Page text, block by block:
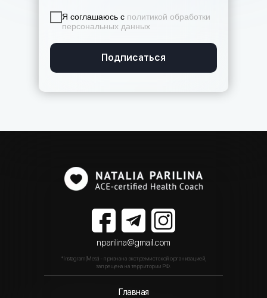
Я соглашаюсь с политикой обработки
персональных данных
Подписаться
Главная
nparilina@gmail.com
*Instagram(Meta) - признана экстремистской организацией,
запрещена на территории РФ.